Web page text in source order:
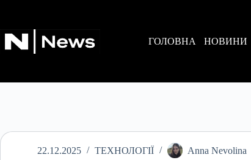
ГОЛОВНА
НОВИНИ
22.12.2025 ТЕХНОЛОГІЇ Anna Nevolina